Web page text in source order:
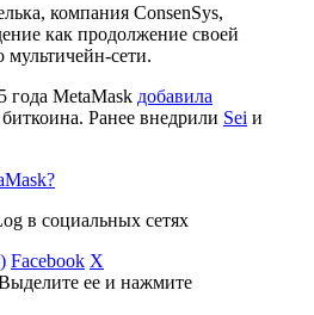
компания ConsenSys,
как продолжение своей
сети.
года MetaMask добавила
Ранее внедрили Sei и
в социальных сетях
Facebook X
ее и нажмите